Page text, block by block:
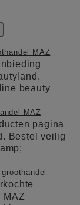
MAZ
beauty
MAZ
pagina
Bestel veilig
MAZ